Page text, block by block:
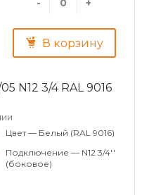
- +
В корзину
N12 3/4 RAL 9016
Цвет — Белый (RAL 9016)
Подключение — N12 3/4''
(боковое)